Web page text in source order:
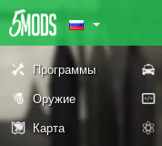
Программы
Оружие
Карта